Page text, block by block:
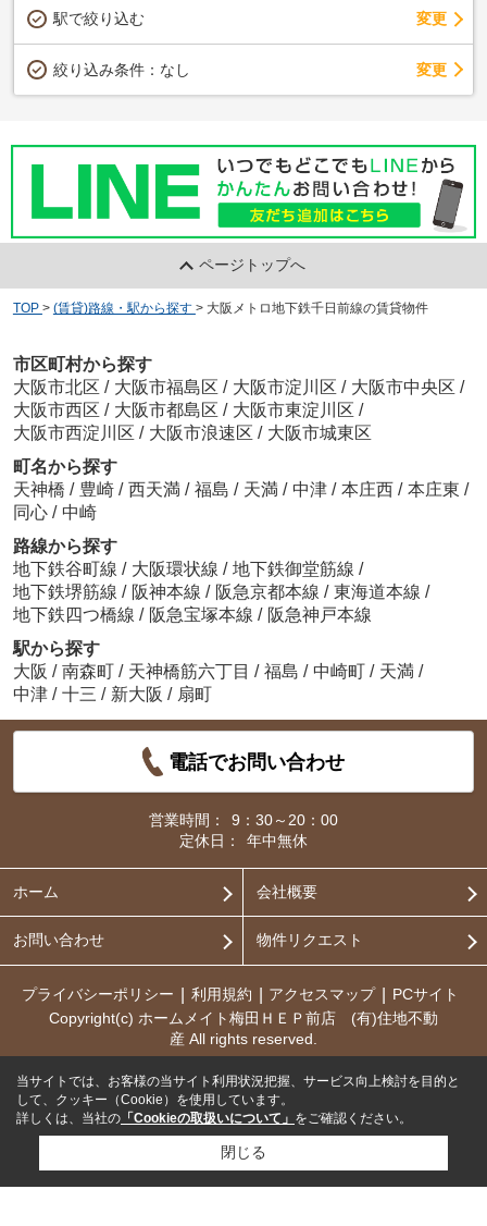
駅で絞り込む 変更
絞り込み条件： なし 変更
ページトップへ
TOP > (賃貸)路線・駅から探す > 大阪メトロ地下鉄千日前線の賃貸物件
市区町村から探す
大阪市北区 / 大阪市福島区 / 大阪市淀川区 / 大阪市中央区 /
大阪市西区 / 大阪市都島区 / 大阪市東淀川区 /
大阪市西淀川区 / 大阪市浪速区 / 大阪市城東区
町名から探す
天神橋 / 豊崎 / 西天満 / 福島 / 天満 / 中津 / 本庄西 / 本庄東 /
同心 / 中崎
路線から探す
地下鉄谷町線 / 大阪環状線 / 地下鉄御堂筋線 /
地下鉄堺筋線 / 阪神本線 / 阪急京都本線 / 東海道本線 /
地下鉄四つ橋線 / 阪急宝塚本線 / 阪急神戸本線
駅から探す
大阪 / 南森町 / 天神橋筋六丁目 / 福島 / 中崎町 / 天満 /
中津 / 十三 / 新大阪 / 扇町
電話でお問い合わせ
営業時間：
9：30～20：00
定休日：
年中無休
ホーム 会社概要
お問い合わせ 物件リクエスト
プライバシーポリシー 利用規約 アクセスマップ
PCサイト
Copyright(c) ホームメイト梅田ＨＥＰ前店 (有)住地不動
産 All rights reserved.
当サイトでは、お客様の当サイト利用状況把握、サービス向上検討を目的と
して、クッキー（Cookie）を使用しています。
詳しくは、当社の 「Cookieの取扱いについて」 をご確認ください。
閉じる